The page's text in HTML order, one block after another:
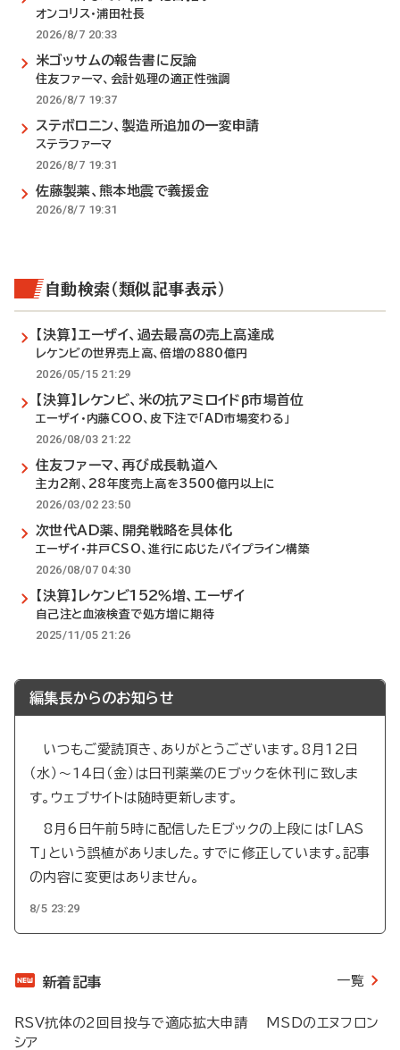
オンコリス・浦田社長
2026/8/7 20:33
米ゴッサムの報告書に反論
住友ファーマ、会計処理の適正性強調
2026/8/7 19:37
ステボロニン、製造所追加の一変申請
ステラファーマ
2026/8/7 19:31
佐藤製薬、熊本地震で義援金
2026/8/7 19:31
自動検索（類似記事表示）
【決算】エーザイ、過去最高の売上高達成
レケンビの世界売上高、倍増の880億円
2026/05/15 21:29
【決算】レケンビ、米の抗アミロイドβ市場首位
エーザイ・内藤COO、皮下注で「AD市場変わる」
2026/08/03 21:22
住友ファーマ、再び成長軌道へ
主力2剤、28年度売上高を3500億円以上に
2026/03/02 23:50
次世代AD薬、開発戦略を具体化
エーザイ・井戸CSO、進行に応じたパイプライン構築
2026/08/07 04:30
【決算】レケンビ152％増、エーザイ
自己注と血液検査で処方増に期待
2025/11/05 21:26
編集長からのお知らせ
いつもご愛読頂き、ありがとうございます。8月12日
（水）～14日（金）は日刊薬業のEブックを休刊に致しま
す。ウェブサイトは随時更新します。
8月6日午前5時に配信したEブックの上段には「LAS
T」という誤植がありました。すでに修正しています。記事
の内容に変更はありません。
8/5 23:29
新着記事 一覧
RSV抗体の2回目投与で適応拡大申請 MSDのエヌフロン
シア